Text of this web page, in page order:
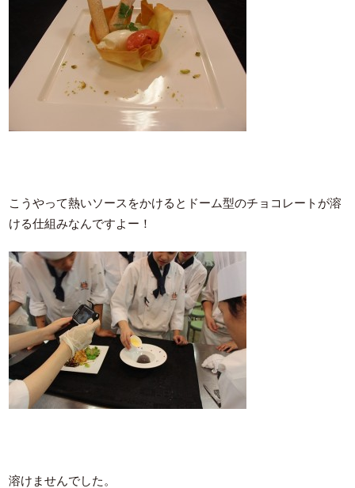
こうやって熱いソースをかけるとドーム型のチョコレートが溶
ける仕組みなんですよー！
溶けませんでした。